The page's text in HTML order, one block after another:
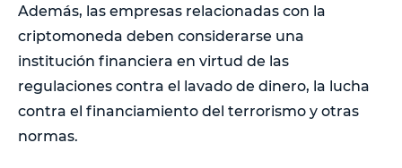
Además, las empresas relacionadas con la
criptomoneda deben considerarse una
institución financiera en virtud de las
regulaciones contra el lavado de dinero, la lucha
contra el financiamiento del terrorismo y otras
normas.